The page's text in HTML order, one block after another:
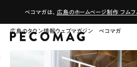
ペコマガは、 広島のホームページ制作 フムフ
広島のタウン情報ウェブマガジン ペコマガ